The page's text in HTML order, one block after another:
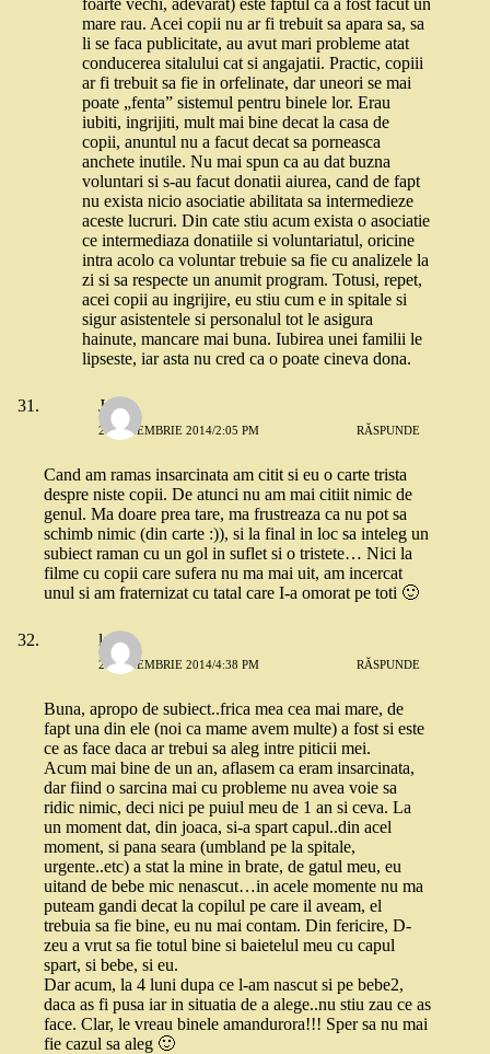
foarte vechi, adevarat) este faptul ca a fost facut un
mare rau. Acei copii nu ar fi trebuit sa apara sa, sa
li se faca publicitate, au avut mari probleme atat
conducerea sitalului cat si angajatii. Practic, copiii
ar fi trebuit sa fie in orfelinate, dar uneori se mai
poate „fenta” sistemul pentru binele lor. Erau
iubiti, ingrijiti, mult mai bine decat la casa de
copii, anuntul nu a facut decat sa porneasca
anchete inutile. Nu mai spun ca au dat buzna
voluntari si s-au facut donatii aiurea, cand de fapt
nu exista nicio asociatie abilitata sa intermedieze
aceste lucruri. Din cate stiu acum exista o asociatie
ce intermediaza donatiile si voluntariatul, oricine
intra acolo ca voluntar trebuie sa fie cu analizele la
zi si sa respecte un anumit program. Totusi, repet,
acei copii au ingrijire, eu stiu cum e in spitale si
sigur asistentele si personalul tot le asigura
hainute, mancare mai buna. Iubirea unei familii le
lipseste, iar asta nu cred ca o poate cineva dona.
Joy
25 NOIEMBRIE 2014/2:05 PM RĂSPUNDE
Cand am ramas insarcinata am citit si eu o carte trista
despre niste copii. De atunci nu am mai citiit nimic de
genul. Ma doare prea tare, ma frustreaza ca nu pot sa
schimb nimic (din carte :)), si la final in loc sa inteleg un
subiect raman cu un gol in suflet si o tristete… Nici la
filme cu copii care sufera nu ma mai uit, am incercat
unul si am fraternizat cu tatal care I-a omorat pe toti 🙂
laura
25 NOIEMBRIE 2014/4:38 PM RĂSPUNDE
Buna, apropo de subiect..frica mea cea mai mare, de
fapt una din ele (noi ca mame avem multe) a fost si este
ce as face daca ar trebui sa aleg intre piticii mei.
Acum mai bine de un an, aflasem ca eram insarcinata,
dar fiind o sarcina mai cu probleme nu avea voie sa
ridic nimic, deci nici pe puiul meu de 1 an si ceva. La
un moment dat, din joaca, si-a spart capul..din acel
moment, si pana seara (umbland pe la spitale,
urgente..etc) a stat la mine in brate, de gatul meu, eu
uitand de bebe mic nenascut…in acele momente nu ma
puteam gandi decat la copilul pe care il aveam, el
trebuia sa fie bine, eu nu mai contam. Din fericire, D-
zeu a vrut sa fie totul bine si baietelul meu cu capul
spart, si bebe, si eu.
Dar acum, la 4 luni dupa ce l-am nascut si pe bebe2,
daca as fi pusa iar in situatia de a alege..nu stiu zau ce as
face. Clar, le vreau binele amandurora!!! Sper sa nu mai
fie cazul sa aleg 🙂